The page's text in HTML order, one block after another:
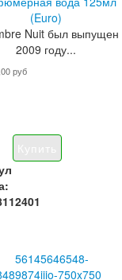
(Euro)
Nuit был выпущен
2009 году...
руб